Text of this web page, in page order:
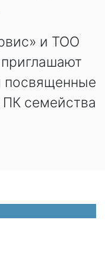
и ТОО
приглашают
посвященные
семейства